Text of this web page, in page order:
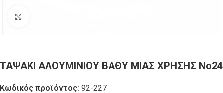
ΤΑΨΑΚΙ ΑΛΟΥΜΙΝΙΟΥ ΒΑΘΥ ΜΙΑΣ ΧΡΗΣΗΣ Νο24
Κωδικός προϊόντος: 92-227